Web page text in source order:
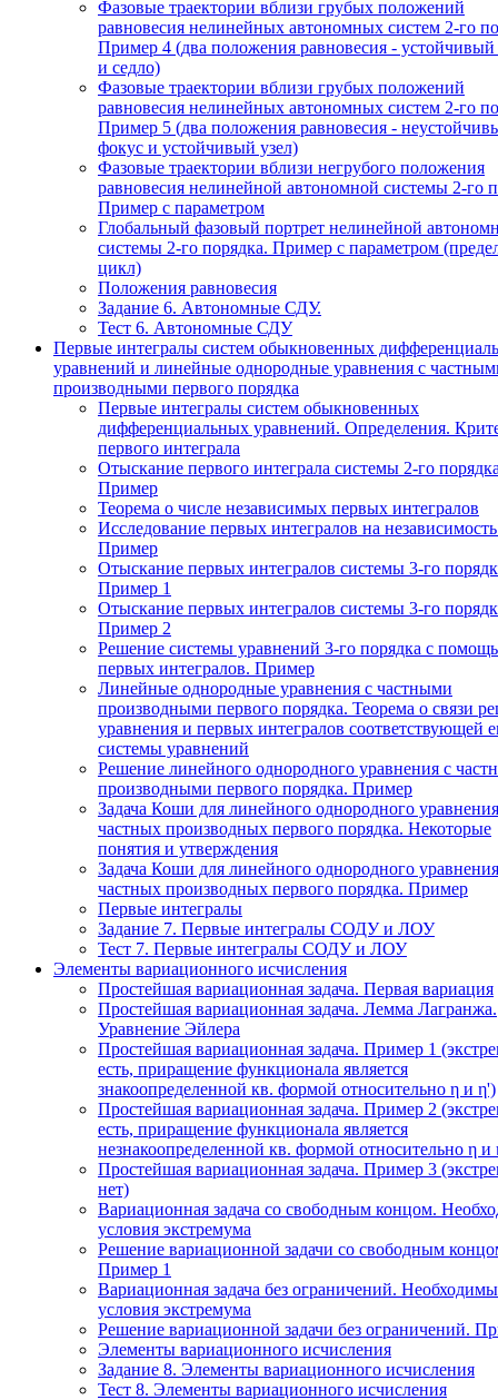
Фазовые траектории вблизи грубых положений
равновесия нелинейных автономных систем 2-го
Пример 4 (два положения равновесия -
и седло)
Фазовые траектории вблизи грубых положений
равновесия нелинейных автономных систем 2-го
Пример 5 (два положения равновесия -
фокус и устойчивый узел)
Фазовые траектории вблизи негрубого положения
равновесия нелинейной автономной системы 2-го
Пример с параметром
Глобальный фазовый портрет нелинейной
системы 2-го порядка. Пример с параметром
цикл)
Положения равновесия
Задание 6. Автономные СДУ.
Тест 6. Автономные СДУ
Первые интегралы систем обыкновенных
уравнений и линейные однородные уравнения с
производными первого порядка
Первые интегралы систем обыкновенных
дифференциальных уравнений. Определения.
первого интеграла
Отыскание первого интеграла системы 2-го
Пример
Теорема о числе независимых первых интегралов
Исследование первых интегралов на
Пример
Отыскание первых интегралов системы 3-го
Пример 1
Отыскание первых интегралов системы 3-го
Пример 2
Решение системы уравнений 3-го порядка с
первых интегралов. Пример
Линейные однородные уравнения с частными
производными первого порядка. Теорема о связи
уравнения и первых интегралов соответствующей
системы уравнений
Решение линейного однородного уравнения с
производными первого порядка. Пример
Задача Коши для линейного однородного
частных производных первого порядка. Некоторые
понятия и утверждения
Задача Коши для линейного однородного
частных производных первого порядка. Пример
Первые интегралы
Задание 7. Первые интегралы СОДУ и ЛОУ
Тест 7. Первые интегралы СОДУ и ЛОУ
Элементы вариационного исчисления
Простейшая вариационная задача. Первая вариация
Простейшая вариационная задача. Лемма Лагранжа.
Уравнение Эйлера
Простейшая вариационная задача. Пример 1
есть, приращение функционала является
знакоопределенной кв. формой относительно η и η')
Простейшая вариационная задача. Пример 2
есть, приращение функционала является
незнакоопределенной кв. формой относительно η и
Простейшая вариационная задача. Пример 3
нет)
Вариационная задача со свободным концом.
условия экстремума
Решение вариационной задачи со свободным
Пример 1
Вариационная задача без ограничений.
условия экстремума
Решение вариационной задачи без ограничений.
Элементы вариационного исчисления
Задание 8. Элементы вариационного исчисления
Тест 8. Элементы вариационного исчисления